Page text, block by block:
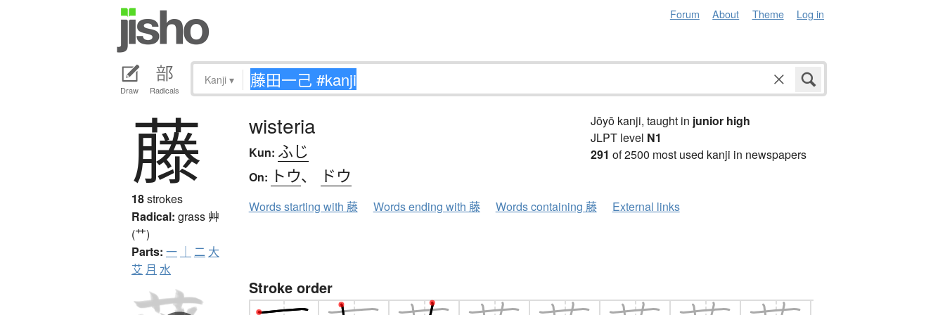
Forum About Theme Log in
Draw Radicals
Kanji ▾
藤
18strokes
Radical: grass 艸
(艹)
Parts: 一 ｜ 二 大
艾 月 水
wisteria
Kun: ふじ
On: トウ、 ドウ
Jōyō kanji, taught in junior high
JLPT level N1
291 of 2500 most used kanji in newspapers
Words starting with 藤 Words ending with 藤 Words containing 藤 External links
Stroke order